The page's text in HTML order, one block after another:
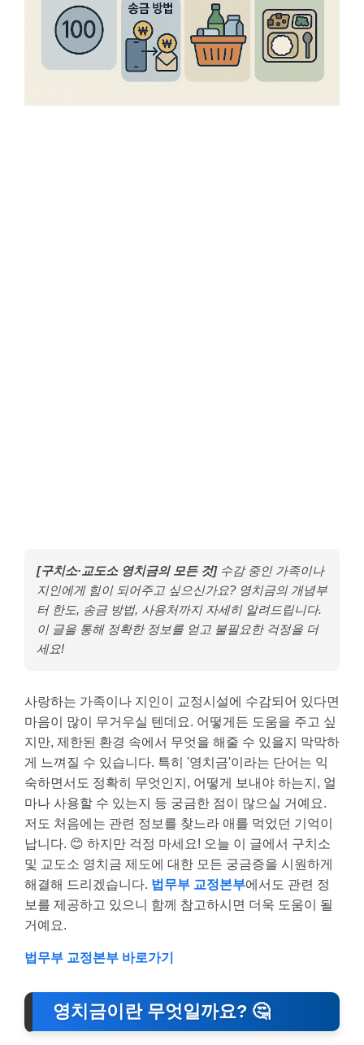
[구치소·교도소 영치금의 모든 것]수감 중인 가족이나
지인에게 힘이 되어주고 싶으신가요? 영치금의 개념부
터 한도, 송금 방법, 사용처까지 자세히 알려드립니다.
이 글을 통해 정확한 정보를 얻고 불필요한 걱정을 더
세요!
사랑하는 가족이나 지인이 교정시설에 수감되어 있다면
마음이 많이 무거우실 텐데요. 어떻게든 도움을 주고 싶
지만, 제한된 환경 속에서 무엇을 해줄 수 있을지 막막하
게 느껴질 수 있습니다. 특히 '영치금'이라는 단어는 익
숙하면서도 정확히 무엇인지, 어떻게 보내야 하는지, 얼
마나 사용할 수 있는지 등 궁금한 점이 많으실 거예요.
저도 처음에는 관련 정보를 찾느라 애를 먹었던 기억이
납니다. 😊 하지만 걱정 마세요! 오늘 이 글에서 구치소
및 교도소 영치금 제도에 대한 모든 궁금증을 시원하게
해결해 드리겠습니다. 법무부 교정본부에서도 관련 정
보를 제공하고 있으니 함께 참고하시면 더욱 도움이 될
거예요.
법무부 교정본부 바로가기
영치금이란 무엇일까요? 🤔